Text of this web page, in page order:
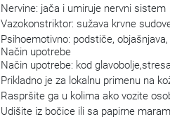
Nervine: jača i umiruje nervni sistem
Vazokonstriktor: sužava krvne
Psihoemotivno: podstiče,
Način upotrebe
Način upotrebe: kod
Prikladno je za lokalnu primenu na
Raspršite ga u kolima ako vozite
Udišite iz bočice ili sa papirne